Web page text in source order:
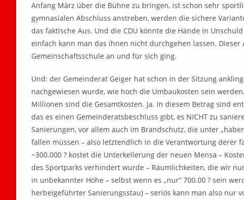
Anfang März über die Bühne zu bringen, ist schon sehr
gymnasialen Abschluss anstreben, werden die sichere
das faktische Aus. Und die CDU könnte die Hände in
einfach kann man das ihnen nicht durchgehen lassen.
Gemeinschaftsschule an und für sich ging.
Und: der Gemeinderat Geiger hat schon in der Sitzung
nachgewiesen wurde, wie hoch die Umbaukosten sein
Millionen sind die Gesamtkosten. Ja. In diesem Betrag sind
das es einen Gemeinderatsbeschluss gibt, es NICHT zu
Sanierungen, vor allem auch im Brandschutz, die unter
fallen müssen – also letztendlich in die Verantwortung derer
~300.000 ? kostet die Unterkellerung der neuen Mensa –
des Sportparks verhindert wurde – Räumlichkeiten, die wir
in unbekannter Höhe – selbst wenn es „nur“ 700.00 ? sein
herbeigeführter Sanierungsstau) – seriös kann man also nur